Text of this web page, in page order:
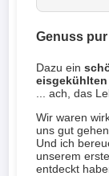
Genuss
Dazu ein
eisgekühlten
... ach, das
Wir waren
uns gut
Und ich
unserem
entdeckt